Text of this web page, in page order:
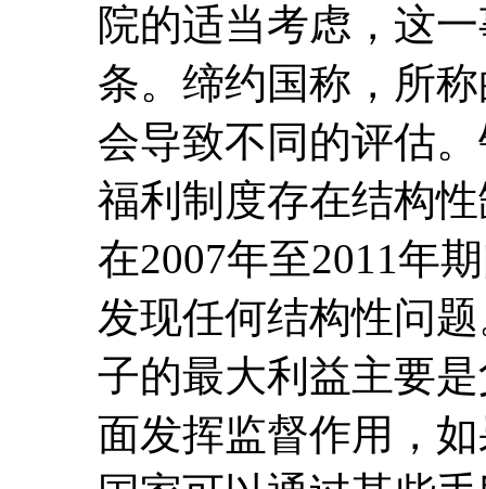
院的适当考虑，这
条。缔约国称，所
会导致不同的评估
福利制度存在结构
在2007年至2011年
发现任何结构性问
子的最大利益主要
面发挥监督作用，